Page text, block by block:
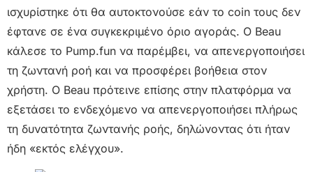
ισχυρίστηκε ότι θα αυτοκτονούσε εάν το coin τους δεν
έφτανε σε ένα συγκεκριμένο όριο αγοράς. Ο Beau
κάλεσε το Pump.fun να παρέμβει, να απενεργοποιήσει
τη ζωντανή ροή και να προσφέρει βοήθεια στον
χρήστη. Ο Beau πρότεινε επίσης στην πλατφόρμα να
εξετάσει το ενδεχόμενο να απενεργοποιήσει πλήρως
τη δυνατότητα ζωντανής ροής, δηλώνοντας ότι ήταν
ήδη «εκτός ελέγχου».